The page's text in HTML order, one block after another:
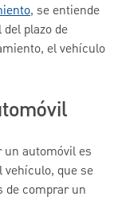
, se entiende
plazo de
el vehículo
automóvil es
vehículo, que se
de comprar un